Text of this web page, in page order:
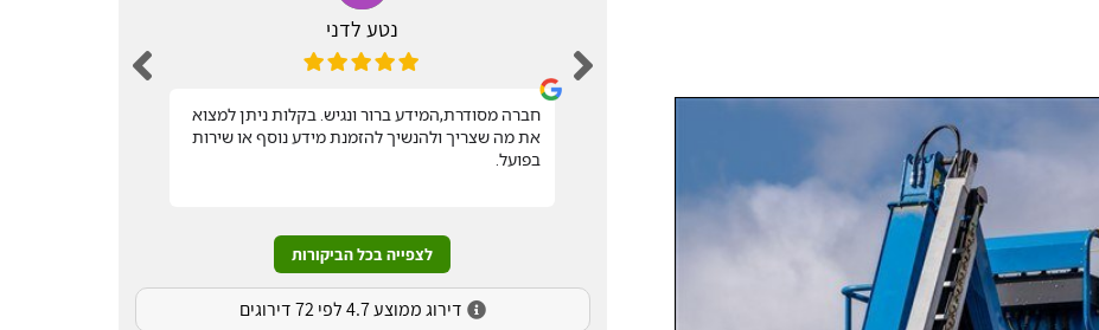
נטע לדני
חברה מסודרת,המידע ברור ונגיש. בקלות ניתן למצוא
את מה שצריך ולהנשיך להזמנת מידע נוסף או שירות
בפועל.
לצפייה בכל הביקורות
דירוג ממוצע 4.7 לפי 72 דירוגים